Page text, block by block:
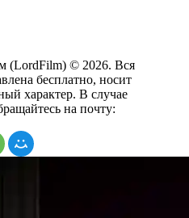
(LordFilm) © 2026. Вся
бесплатно, носит
характер. В случае
на почту: